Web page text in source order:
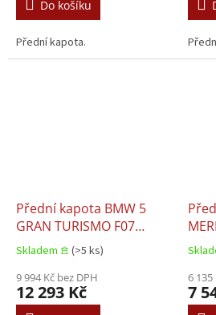
Do košíku
Přední kapota.
Přední kapota BMW 5
GRAN TURISMO F07
09.2008–06.2013
Skladem 𖠿 (>5 ks)
9 994 Kč bez DPH
12 293 Kč
6 135
7